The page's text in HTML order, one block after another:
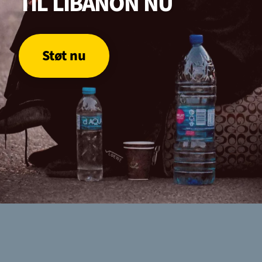
GAZA KVINDER UKRAINE NØDHJÆLP
Støt nu